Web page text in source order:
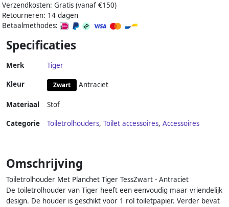
Verzendkosten: Gratis (vanaf €150)
Retourneren: 14 dagen
Betaalmethodes:
Specificaties
Merk Tiger
Kleur Zwart Antraciet
Materiaal Stof
Categorie Toiletrolhouders, Toilet accessoires, Accessoires
Omschrijving
Toiletrolhouder Met Planchet Tiger TessZwart - Antraciet
De toiletrolhouder van Tiger heeft een eenvoudig maar vriendelijk
design. De houder is geschikt voor 1 rol toiletpapier. Verder bevat